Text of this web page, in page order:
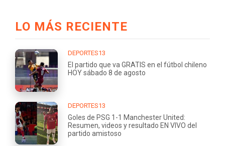
LO MÁS RECIENTE
DEPORTES13
El partido que va GRATIS en el fútbol chileno
HOY sábado 8 de agosto
DEPORTES13
Goles de PSG 1-1 Manchester United:
Resumen, videos y resultado EN VIVO del
partido amistoso